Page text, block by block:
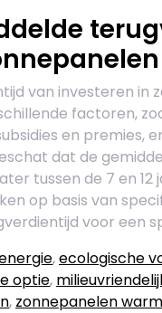
van investeren in
factoren,
en premies,
dat de
tussen de 7 en
op basis van
voor een
,ecologische
optie,
, zonnepanelen